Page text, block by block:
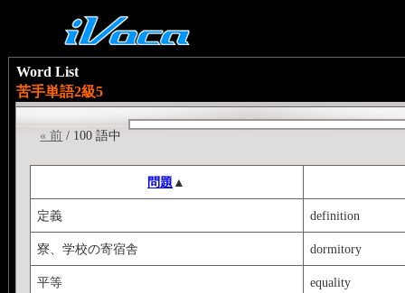
Word List
苦手単語2級5
« 前 / 100 語中
問題 ▲
定義 definition
寮、学校の寄宿舎 dormitory
平等 equality